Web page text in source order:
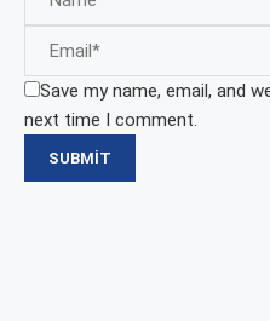
Save my name, email, and
next time I comment.